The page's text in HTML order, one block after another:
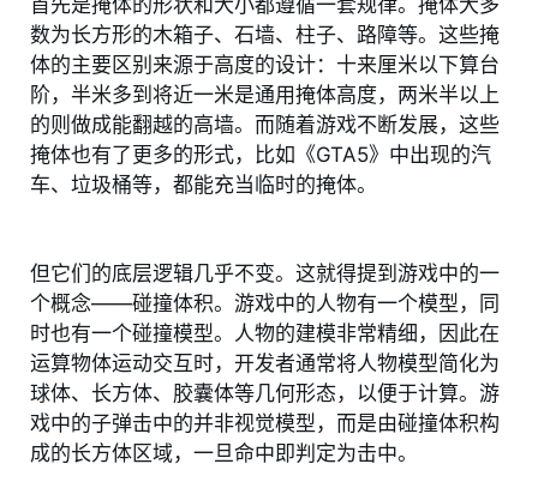
数为长方形的木箱子、石墙、柱子、路障等。这些掩
体的主要区别来源于高度的设计：十来厘米以下算台
阶，半米多到将近一米是通用掩体高度，两米半以上
的则做成能翻越的高墙。而随着游戏不断发展，这些
掩体也有了更多的形式，比如《GTA5》中出现的汽
车、垃圾桶等，都能充当临时的掩体。
但它们的底层逻辑几乎不变。这就得提到游戏中的一
个概念——碰撞体积。游戏中的人物有一个模型，同
时也有一个碰撞模型。人物的建模非常精细，因此在
运算物体运动交互时，开发者通常将人物模型简化为
球体、长方体、胶囊体等几何形态，以便于计算。游
戏中的子弹击中的并非视觉模型，而是由碰撞体积构
成的长方体区域，一旦命中即判定为击中。